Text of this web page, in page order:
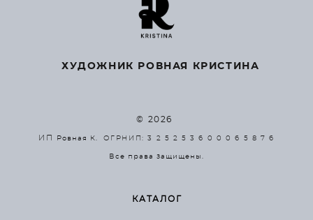
ХУДОЖНИК РОВНАЯ КРИСТИНА
© 2026
ИП Ровная К. ОГРНИП: 3 2 5 2 5 3 6 0 0 0 6 5 8 7 6
Все права защищены.
КАТАЛОГ